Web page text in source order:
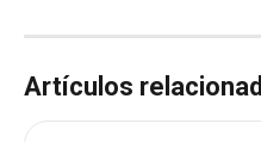
Artículos